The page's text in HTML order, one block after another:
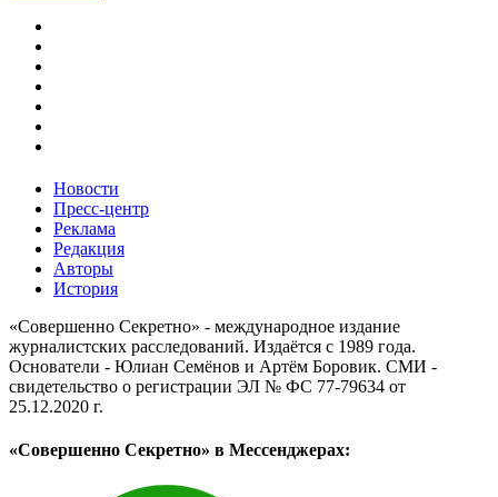
Новости
Пресс-центр
Реклама
Редакция
Авторы
История
«Совершенно Секретно» - международное издание
журналистских расследований. Издаётся с 1989 года.
Основатели - Юлиан Семёнов и Артём Боровик. CМИ -
свидетельство о регистрации ЭЛ № ФС 77-79634 от
25.12.2020 г.
«Совершенно Секретно» в Мессенджерах: